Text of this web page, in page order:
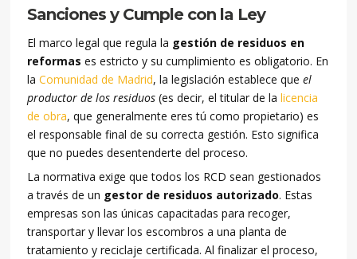
Sanciones y Cumple con la Ley
El marco legal que regula la gestión de residuos en
reformas es estricto y su cumplimiento es obligatorio. En
laComunidad de Madrid, la legislación establece queel
productor de los residuos (es decir, el titular de lalicencia
de obra, que generalmente eres tú como propietario) es
el responsable final de su correcta gestión. Esto significa
que no puedes desentenderte del proceso.
La normativa exige que todos los RCD sean gestionados
a través de un gestor de residuos autorizado. Estas
empresas son las únicas capacitadas para recoger,
transportar y llevar los escombros a una planta de
tratamiento y reciclaje certificada. Al finalizar el proceso,